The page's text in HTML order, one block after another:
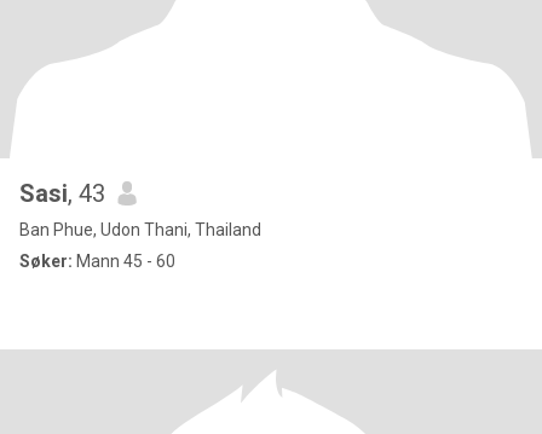
Sasi, 43
Ban Phue, Udon Thani, Thailand
Søker: Mann 45 - 60